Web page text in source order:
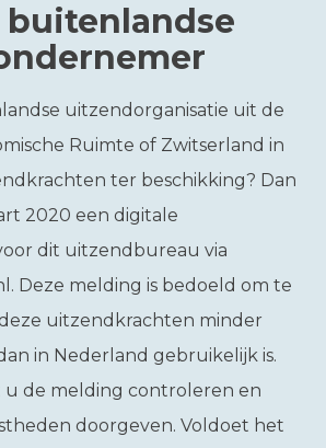
uitzendorganisatie uit de
Ruimte of Zwitserland in
ter beschikking? Dan
2020 een digitale
dit uitzendbureau via
Deze melding is bedoeld om te
uitzendkrachten minder
in Nederland gebruikelijk is.
u de melding controleren en
doorgeven. Voldoet het